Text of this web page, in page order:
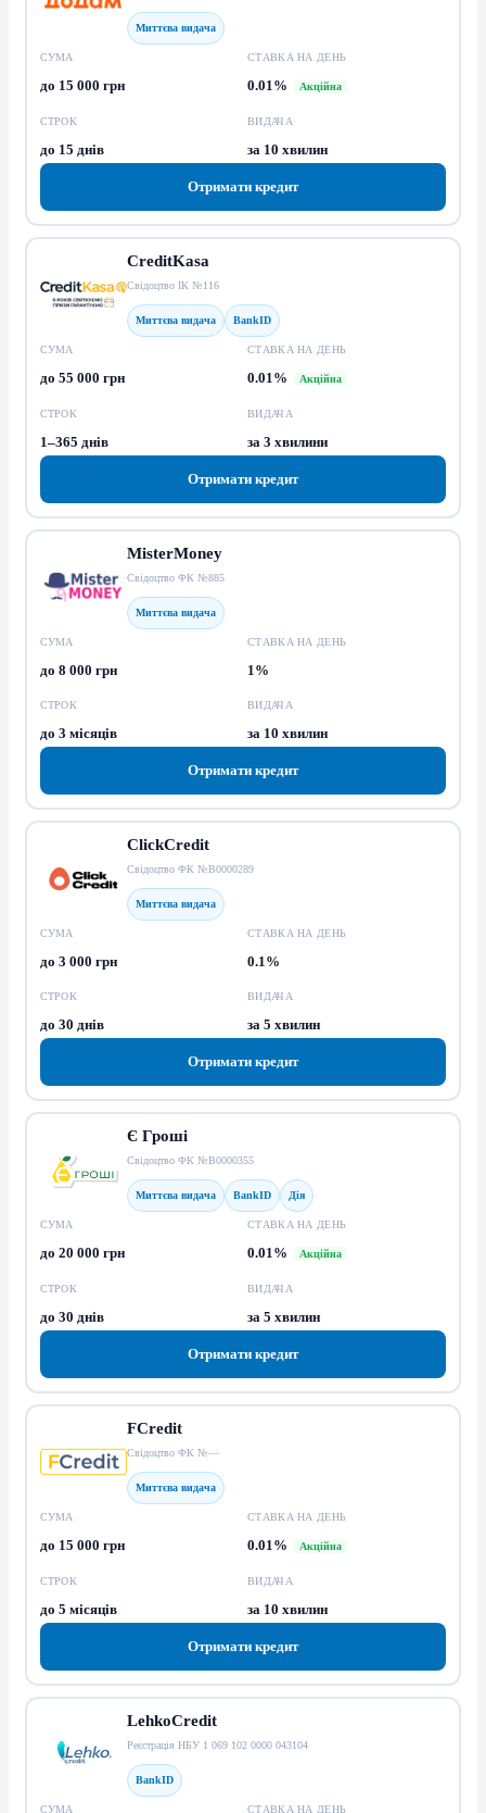
Миттєва видача
СУМА
до 15 000 грн
СТАВКА НА ДЕНЬ
0.01% Акційна
СТРОК
до 15 днів
ВИДАЧА
за 10 хвилин
Отримати кредит
CreditKasa
Свідоцтво ІК №116
Миттєва видача BankID
СУМА
до 55 000 грн
СТАВКА НА ДЕНЬ
0.01% Акційна
СТРОК
1–365 днів
ВИДАЧА
за 3 хвилини
Отримати кредит
MisterMoney
Свідоцтво ФК №885
Миттєва видача
СУМА
до 8 000 грн
СТАВКА НА ДЕНЬ
1%
СТРОК
до 3 місяців
ВИДАЧА
за 10 хвилин
Отримати кредит
ClickCredit
Свідоцтво ФК №В0000289
Миттєва видача
СУМА
до 3 000 грн
СТАВКА НА ДЕНЬ
0.1%
СТРОК
до 30 днів
ВИДАЧА
за 5 хвилин
Отримати кредит
Є Гроші
Свідоцтво ФК №В0000355
Миттєва видача BankID Дія
СУМА
до 20 000 грн
СТАВКА НА ДЕНЬ
0.01% Акційна
СТРОК
до 30 днів
ВИДАЧА
за 5 хвилин
Отримати кредит
FCredit
Свідоцтво ФК №—
Миттєва видача
СУМА
до 15 000 грн
СТАВКА НА ДЕНЬ
0.01% Акційна
СТРОК
до 5 місяців
ВИДАЧА
за 10 хвилин
Отримати кредит
LehkoCredit
Реєстрація НБУ 1 069 102 0000 043104
BankID
СУМА СТАВКА НА ДЕНЬ